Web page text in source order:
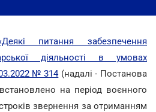
питання забезпечення
діяльності в умовах
№ 314(надалі - Постанова
на період воєнного
звернення за отриманням